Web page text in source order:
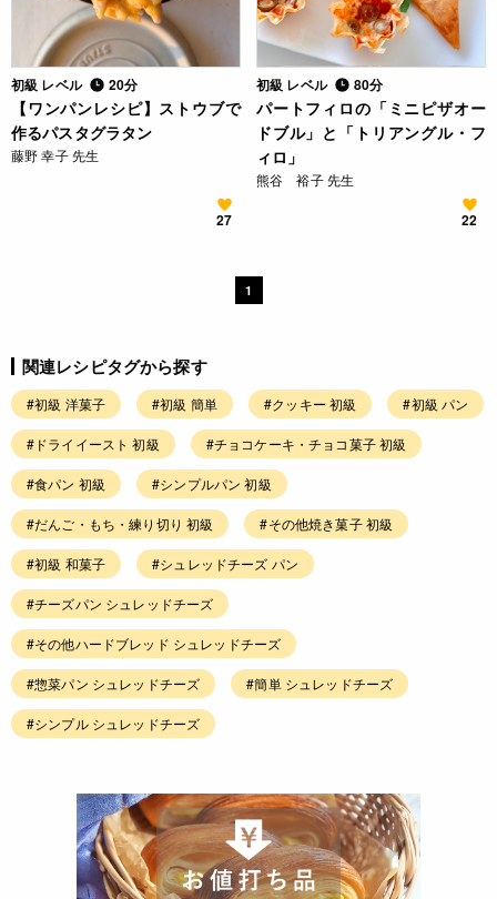
初級 レベル 20分
【ワンパンレシピ】ストウブで
作るパスタグラタン
藤野 幸子 先生
27
初級 レベル 80分
パートフィロの「ミニピザオー
ドブル」と「トリアングル・フ
ィロ」
熊谷 裕子 先生
22
1
関連レシピタグから探す
#初級 洋菓子 #初級 簡単 #クッキー 初級 #初級 パン
#ドライイースト 初級 #チョコケーキ・チョコ菓子 初級
#食パン 初級 #シンプルパン 初級
#だんご・もち・練り切り 初級 #その他焼き菓子 初級
#初級 和菓子 #シュレッドチーズ パン
#チーズパン シュレッドチーズ
#その他ハードブレッド シュレッドチーズ
#惣菜パン シュレッドチーズ #簡単 シュレッドチーズ
#シンプル シュレッドチーズ